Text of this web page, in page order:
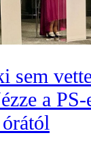
sem
a PS-